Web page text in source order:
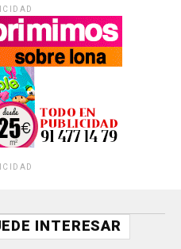
INTERESAR